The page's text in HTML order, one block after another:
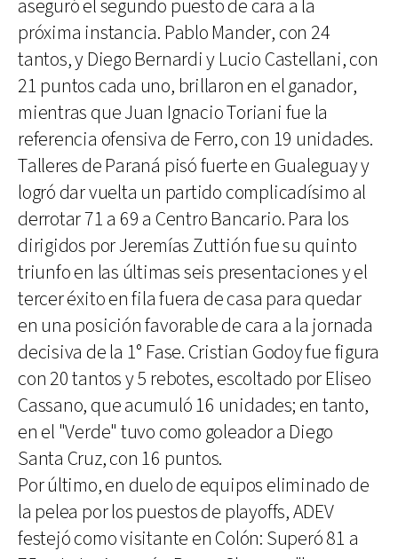
aseguró el segundo puesto de cara a la
próxima instancia. Pablo Mander, con 24
tantos, y Diego Bernardi y Lucio Castellani, con
21 puntos cada uno, brillaron en el ganador,
mientras que Juan Ignacio Toriani fue la
referencia ofensiva de Ferro, con 19 unidades.
Talleres de Paraná pisó fuerte en Gualeguay y
logró dar vuelta un partido complicadísimo al
derrotar 71 a 69 a Centro Bancario. Para los
dirigidos por Jeremías Zuttión fue su quinto
triunfo en las últimas seis presentaciones y el
tercer éxito en fila fuera de casa para quedar
en una posición favorable de cara a la jornada
decisiva de la 1° Fase. Cristian Godoy fue figura
con 20 tantos y 5 rebotes, escoltado por Eliseo
Cassano, que acumuló 16 unidades; en tanto,
en el "Verde" tuvo como goleador a Diego
Santa Cruz, con 16 puntos.
Por último, en duelo de equipos eliminado de
la pelea por los puestos de playoffs, ADEV
festejó como visitante en Colón: Superó 81 a